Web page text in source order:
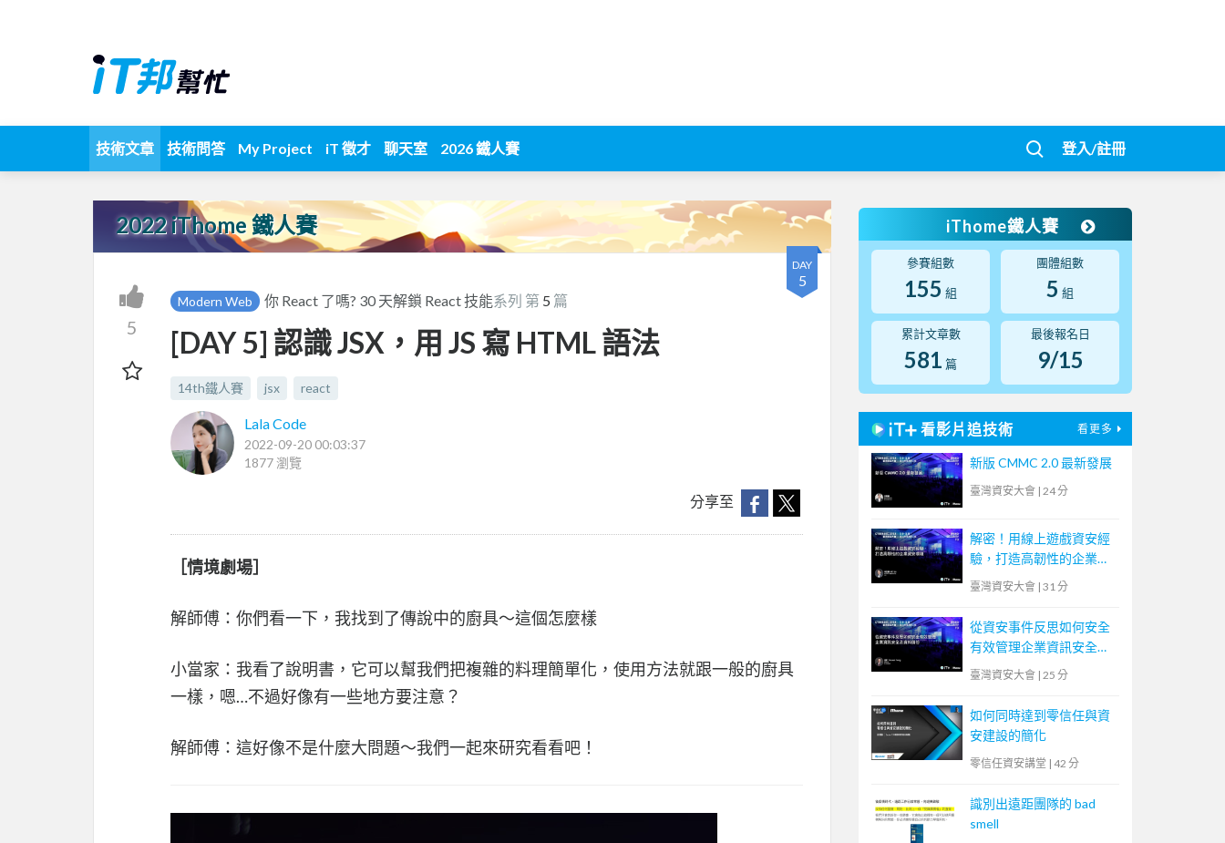
技術文章 技術問答 My Project iT 徵才 聊天室 2026 鐵人賽 登入/註冊
2022 iThome 鐵人賽
DAY
5
5
Modern Web 你 React 了嗎? 30 天解鎖 React 技能系列 第 5 篇
[DAY 5] 認識 JSX，用 JS 寫 HTML 語法
14th鐵人賽 jsx react
Lala Code
2022-09-20 00:03:37
1877 瀏覽
分享至
［情境劇場］
解師傅：你們看一下，我找到了傳說中的廚具～這個怎麼樣
小當家：我看了說明書，它可以幫我們把複雜的料理簡單化，使用方法就跟一般的廚具
一樣，嗯…不過好像有一些地方要注意？
解師傅：這好像不是什麼大問題～我們一起來研究看看吧！
iThome鐵人賽
參賽組數
155 組
團體組數
5 組
累計文章數
581 篇
最後報名日
9/15
看影片追技術 看更多
新版 CMMC 2.0 最新發展
臺灣資安大會 | 24 分
解密！用線上遊戲資安經
驗，打造高韌性的企業資
安環境
臺灣資安大會 | 31 分
從資安事件反思如何安全
有效管理企業資訊安全及
資料備份
臺灣資安大會 | 25 分
如何同時達到零信任與資
安建設的簡化
零信任資安講堂 | 42 分
識別出遠距團隊的 bad
smell